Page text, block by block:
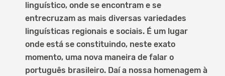
linguístico, onde se encontram e se
entrecruzam as mais diversas variedades
linguísticas regionais e sociais. É um lugar
onde está se constituindo, neste exato
momento, uma nova maneira de falar o
português brasileiro. Daí a nossa homenagem à